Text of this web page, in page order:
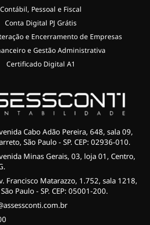
Contábil, Pessoal e Fiscal
Conta Digital PJ Grátis
e Encerramento de Empresas
e Gestão Administrativa
Certificado Digital A1
Cabo Adão Pereira, 648, sala 09,
São Paulo - SP. CEP: 02936-010.
Minas Gerais, 03, loja 01, Centro,
Francisco Matarazzo, 1.752, sala 1218,
Paulo - SP. CEP: 05001-200.